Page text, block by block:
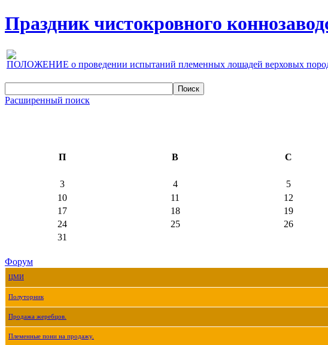
Праздник чистокровного
ПОЛОЖЕНИЕ о проведении испытаний племенных лошадей верховых пород
Расширенный поиск
П В С
3
4 5
10
11 12
17
18 19
24
25 26
31
Форум
ЦМИ
Полуторник
Продажа жеребцов.
Племенные пони на продажу.